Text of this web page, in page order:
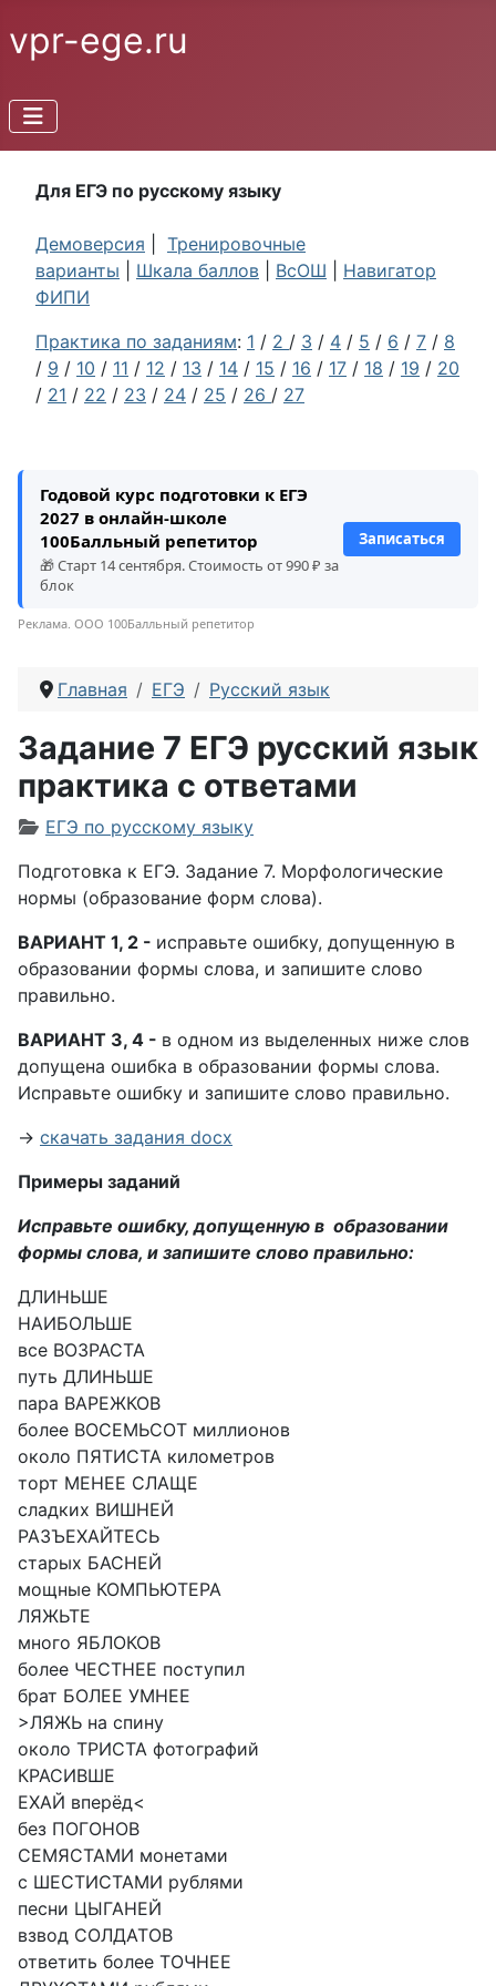
vpr-ege.ru
Для ЕГЭ по русскому языку
Демоверсия
Тренировочные
варианты
Шкала баллов ВсОШ
Навигатор
ФИПИ
Практика по заданиям: 1 / 2 / 3 / 4 / 5 / 6 / 7 / 8
/ 9 / 10 / 11 / 12 / 13 / 14 / 15 / 16 / 17 / 18 / 19 / 20
/ 21 / 22 / 23 / 24 / 25 / 26 / 27
Годовой курс подготовки к ЕГЭ
2027 в онлайн-школе
100Балльный репетитор
🎁 Старт 14 сентября. Стоимость от 990 ₽ за
блок
Записаться
Реклама. ООО 100Балльный репетитор
Главная ЕГЭ Русский язык
Задание 7 ЕГЭ русский язык
практика с ответами
Информация о материале
ЕГЭ по русскому языку
Подготовка к ЕГЭ. Задание 7. Морфологические
нормы (образование форм слова).
ВАРИАНТ 1, 2 - исправьте ошибку, допущенную в
образовании формы слова, и запишите слово
правильно.
ВАРИАНТ 3, 4 - в одном из выделенных ниже слов
допущена ошибка в образовании формы слова.
Исправьте ошибку и запишите слово правильно.
→ скачать задания docx
Примеры заданий
Исправьте ошибку, допущенную в образовании
формы слова, и запишите слово правильно:
ДЛИНЬШЕ
НАИБОЛЬШЕ
все ВОЗРАСТА
путь ДЛИНЬШЕ
пара ВАРЕЖКОВ
более ВОСЕМЬСОТ миллионов
около ПЯТИСТА километров
торт МЕНЕЕ СЛАЩЕ
сладких ВИШНЕЙ
РАЗЪЕХАЙТЕСЬ
старых БАСНЕЙ
мощные КОМПЬЮТЕРА
ЛЯЖЬТЕ
много ЯБЛОКОВ
более ЧЕСТНЕЕ поступил
брат БОЛЕЕ УМНЕЕ
>ЛЯЖЬ на спину
около ТРИСТА фотографий
КРАСИВШЕ
ЕХАЙ вперёд<
без ПОГОНОВ
СЕМЯСТАМИ монетами
с ШЕСТИСТАМИ рублями
песни ЦЫГАНЕЙ
взвод СОЛДАТОВ
ответить более ТОЧНЕЕ